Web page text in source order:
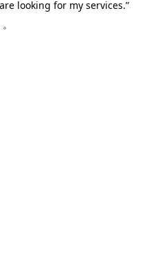
looking for my services.”